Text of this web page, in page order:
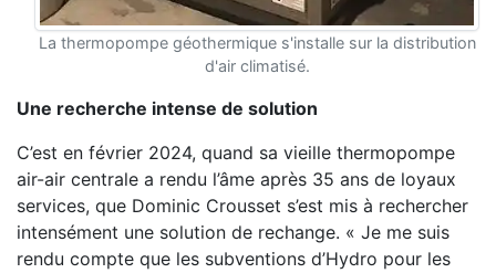
La thermopompe géothermique s'installe sur la distribution
d'air climatisé.
Une recherche intense de solution
C’est en février 2024, quand sa vieille thermopompe
air-air centrale a rendu l’âme après 35 ans de loyaux
services, que Dominic Crousset s’est mis à rechercher
intensément une solution de rechange. « Je me suis
rendu compte que les subventions d’Hydro pour les